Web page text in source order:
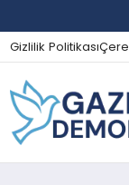
Gizlilik Politikası